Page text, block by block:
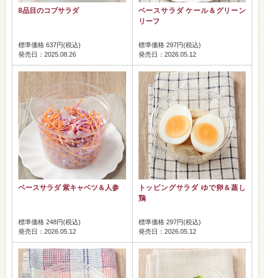
8品目のコブサラダ
標準価格 637円(税込)
発売日：2025.08.26
ベースサラダ ケール＆グリーン
リーフ
標準価格 297円(税込)
発売日：2026.05.12
ベースサラダ 紫キャベツ＆人参
標準価格 248円(税込)
発売日：2026.05.12
トッピングサラダ ゆで卵＆蒸し
鶏
標準価格 297円(税込)
発売日：2026.05.12